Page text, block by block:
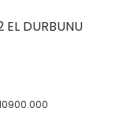
EL DURBUNU